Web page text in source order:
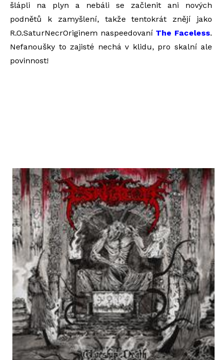
šlápli na plyn a nebáli se začlenit ani nových
podnětů k zamyšlení, takže tentokrát znějí jako
R.O.SaturNecrOriginem naspeedovaní The Faceless.
Nefanoušky to zajisté nechá v klidu, pro skalní ale
povinnost!